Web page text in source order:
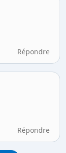
Répondre
Répondre